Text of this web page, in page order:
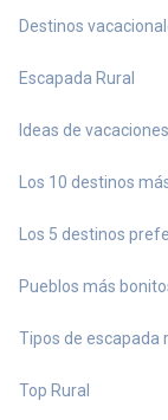
Destinos
Escapada Rural
Ideas de
Los 10 destinos
Los 5 destinos
Pueblos más
Tipos de escapada
Top Rural